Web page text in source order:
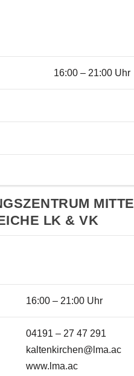
16:00 – 21:00 Uhr
MITTE
LK & VK
16:00 – 21:00 Uhr
04191 – 27 47 291
kaltenkirchen@lma.ac
www.lma.ac